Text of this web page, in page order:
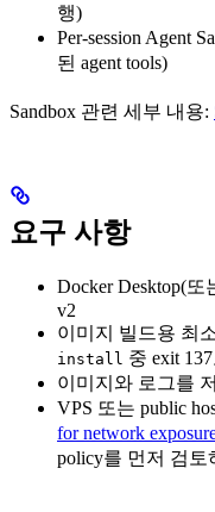
행)
Per-session Agent
된 agent tools)
Sandbox 관련 세부 내용:
요구 사항
Docker Desktop(또
v2
이미지 빌드용 최
install 중 exit
이미지와 로그를
VPS 또는 public
for network
policy를 먼저 검토